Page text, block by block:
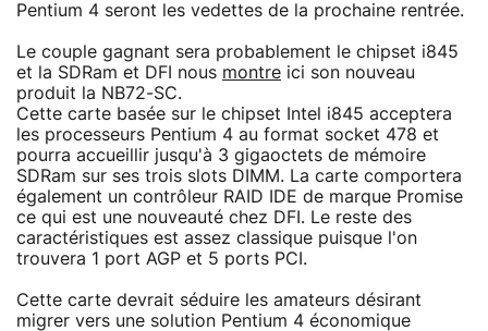
Pentium 4 seront les vedettes de la prochaine rentrée.
Le couple gagnant sera probablement le chipset i845
et la SDRam et DFI nous montre ici son nouveau
produit la NB72-SC.
Cette carte basée sur le chipset Intel i845 acceptera
les processeurs Pentium 4 au format socket 478 et
pourra accueillir jusqu'à 3 gigaoctets de mémoire
SDRam sur ses trois slots DIMM. La carte comportera
également un contrôleur RAID IDE de marque Promise
ce qui est une nouveauté chez DFI. Le reste des
caractéristiques est assez classique puisque l'on
trouvera 1 port AGP et 5 ports PCI.
Cette carte devrait séduire les amateurs désirant
migrer vers une solution Pentium 4 économique